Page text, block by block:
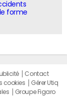
forme
Contact
cookies
Gérer Utiq
Groupe Figaro